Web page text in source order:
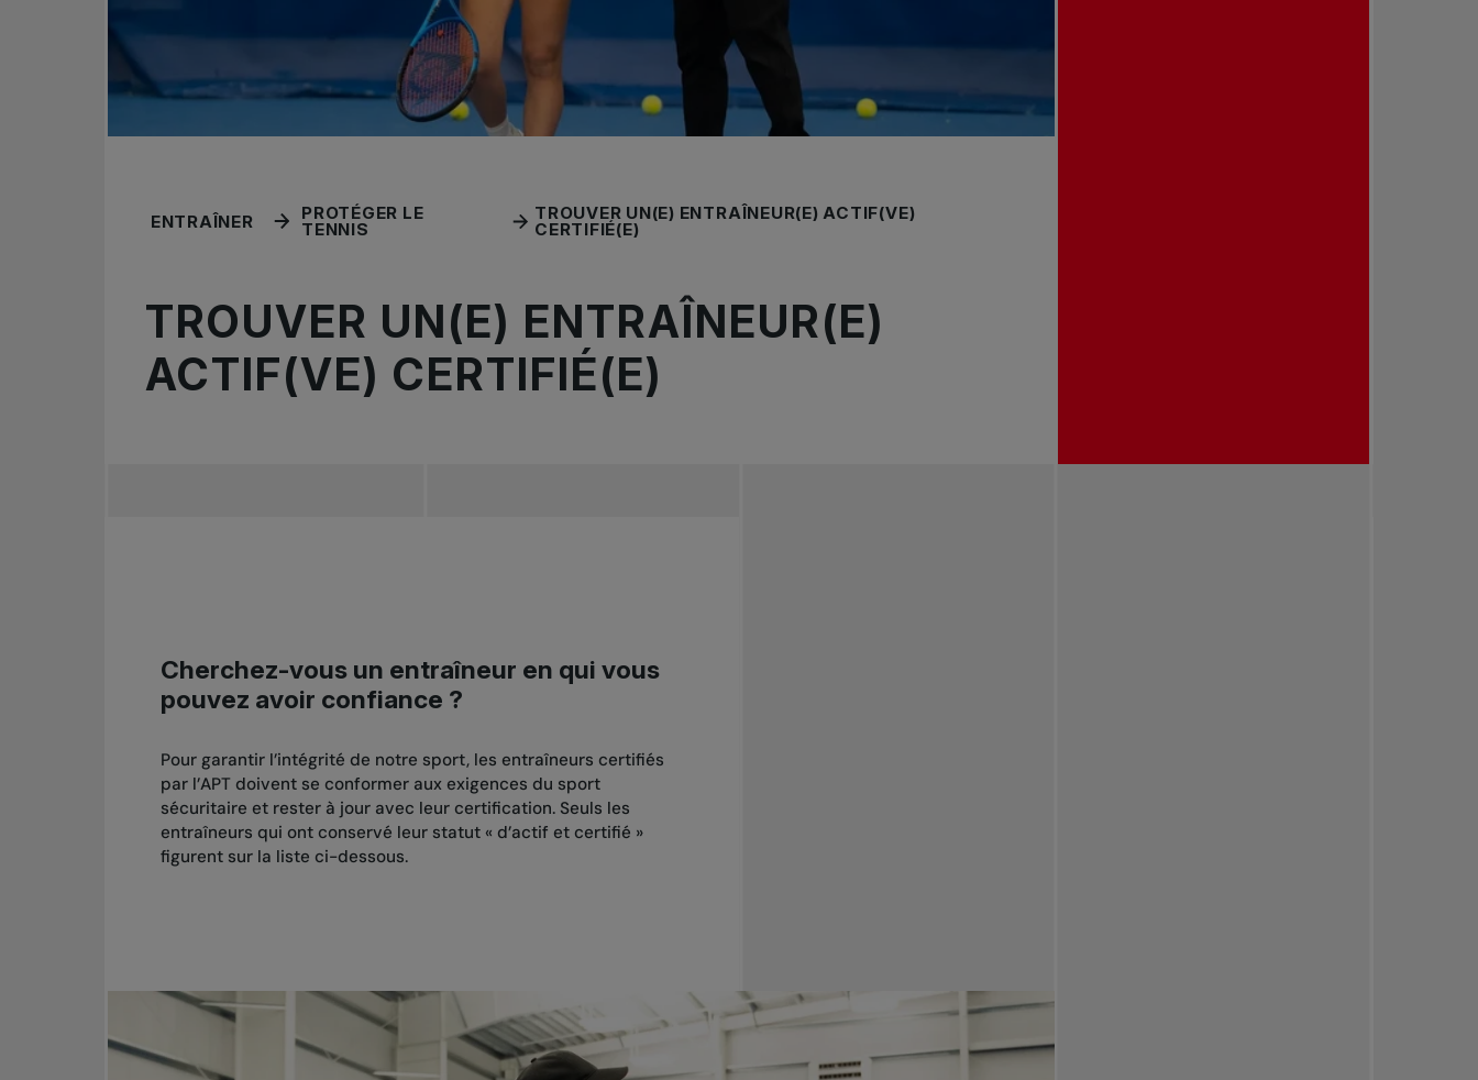
ENTRAÎNER PROTÉGER LE
TENNIS
TROUVER UN(E) ENTRAÎNEUR(E) ACTIF(VE)
CERTIFIÉ(E)
TROUVER UN(E) ENTRAÎNEUR(E)
ACTIF(VE) CERTIFIÉ(E)
Cherchez-vous un entraîneur en qui vous
pouvez avoir confiance ?
Pour garantir l’intégrité de notre sport, les entraîneurs certifiés
par l’APT doivent se conformer aux exigences du sport
sécuritaire et rester à jour avec leur certification. Seuls les
entraîneurs qui ont conservé leur statut « d’actif et certifié »
figurent sur la liste ci-dessous.